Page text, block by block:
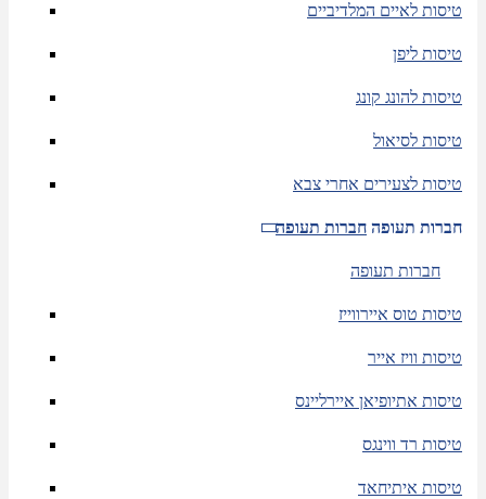
טיסות לאיים המלדיביים
טיסות ליפן
טיסות להונג קונג
טיסות לסיאול
טיסות לצעירים אחרי צבא
חברות תעופה חברות תעופה
חברות תעופה
טיסות טוס איירווייז
טיסות וויז אייר
טיסות אתיופיאן איירליינס
טיסות רד ווינגס
טיסות איתיחאד